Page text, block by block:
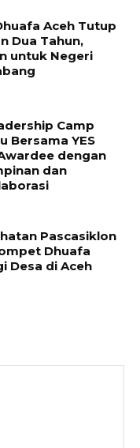
Aceh Tutup
Dua Tahun,
untuk Negeri
Camp
Bersama YES
dengan
dan
Pascasiklon
Dhuafa
Desa di Aceh